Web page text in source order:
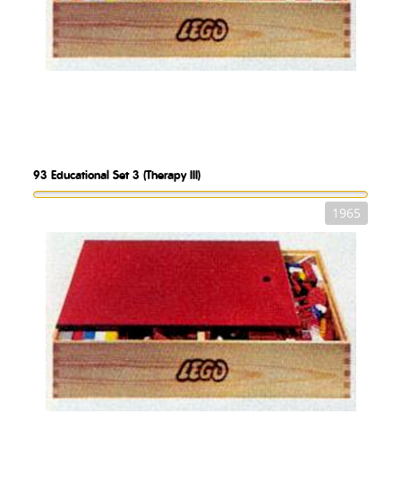
93 Educational Set 3 (Therapy III)
1965